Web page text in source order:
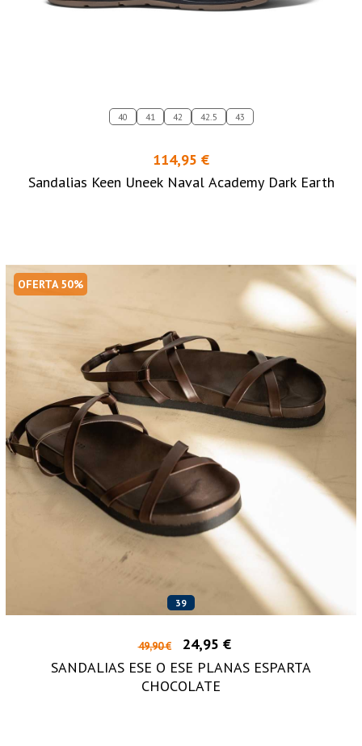
40 41 42 42.5 43
114,95 €
Sandalias Keen Uneek Naval Academy Dark Earth
OFERTA 50%
39
49,90 €
24,95 €
SANDALIAS ESE O ESE PLANAS ESPARTA
CHOCOLATE